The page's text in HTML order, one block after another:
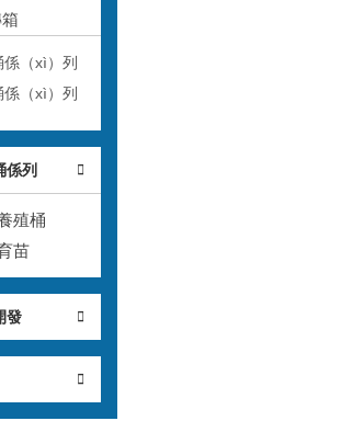
係（xì）列
（xì）列
係列
殖桶
苗
發